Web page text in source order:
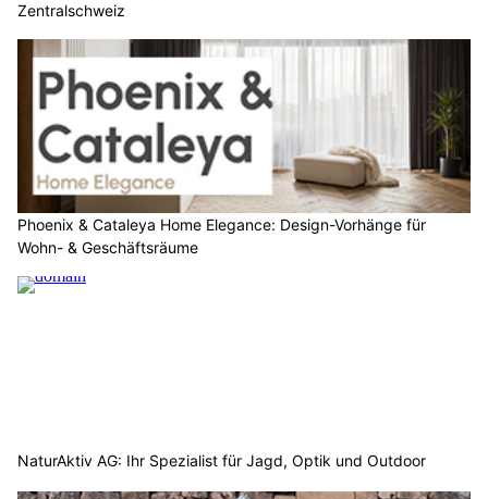
Zentralschweiz
Phoenix & Cataleya Home Elegance: Design-Vorhänge für
Wohn- & Geschäftsräume
NaturAktiv AG: Ihr Spezialist für Jagd, Optik und Outdoor